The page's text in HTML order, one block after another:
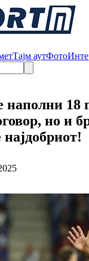
Тајм аутФото
наполни 18
но и